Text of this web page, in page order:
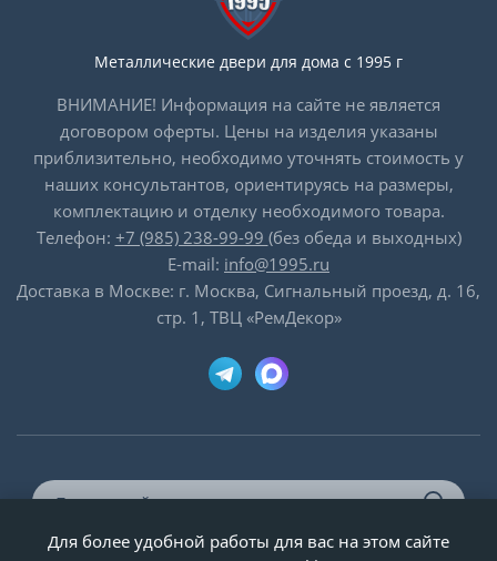
Металлические двери для дома с 1995 г
ВНИМАНИЕ! Информация на сайте не является
договором оферты. Цены на изделия указаны
приблизительно, необходимо уточнять стоимость у
наших консультантов, ориентируясь на размеры,
комплектацию и отделку необходимого товара.
Телефон: +7 (985) 238-99-99 (без обеда и выходных)
E-mail: info@1995.ru
Доставка в Москве: г. Москва, Сигнальный проезд, д. 16,
стр. 1, ТВЦ «РемДекор»
© ООО «Двери-и-точка», ИНН 5020092947, 1995-2026 г.
Для более удобной работы для вас на этом сайте